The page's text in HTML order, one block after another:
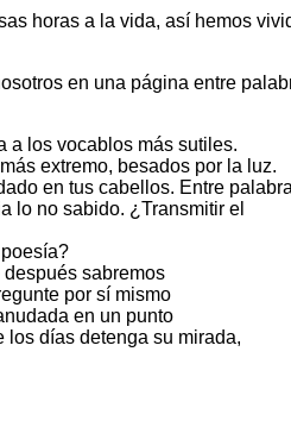
horas a la vida, así hemos
en una página entre
a los vocablos más sutiles.
extremo, besados por la luz.
en tus cabellos. Entre
lo no sabido. ¿Transmitir el
sabremos
por sí mismo
en un punto
días detenga su mirada,